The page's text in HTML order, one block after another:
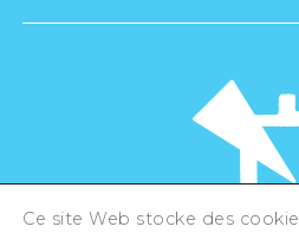
Ce site Web stocke des